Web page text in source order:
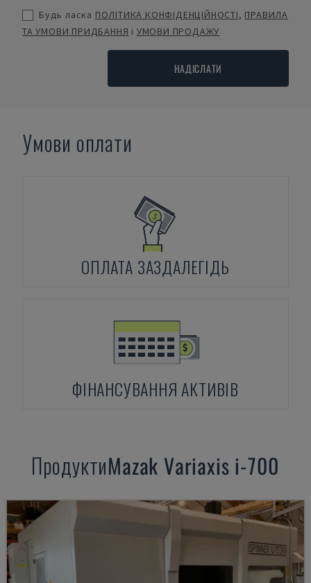
Будь ласка ПОЛІТИКА КОНФІДЕНЦІЙНОСТІ, ПРАВИЛА
ТА УМОВИ ПРИДБАННЯ і УМОВИ ПРОДАЖУ
НАДІСЛАТИ
Умови оплати
ОПЛАТА ЗАЗДАЛЕГІДЬ
ФІНАНСУВАННЯ АКТИВІВ
ПродуктиMazak Variaxis i-700